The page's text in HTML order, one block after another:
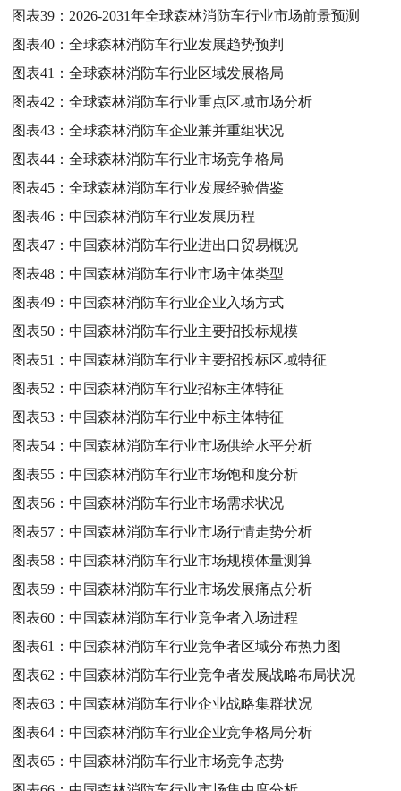
图表39： 2026-2031年全球森林消防车行业市场前景预测
图表40：全球森林消防车行业发展趋势预判
图表41：全球森林消防车行业区域发展格局
图表42：全球森林消防车行业重点区域市场分析
图表43：全球森林消防车企业兼并重组状况
图表44：全球森林消防车行业市场竞争格局
图表45：全球森林消防车行业发展经验借鉴
图表46：中国森林消防车行业发展历程
图表47：中国森林消防车行业进出口贸易概况
图表48：中国森林消防车行业市场主体类型
图表49：中国森林消防车行业企业入场方式
图表50：中国森林消防车行业主要招投标规模
图表51：中国森林消防车行业主要招投标区域特征
图表52：中国森林消防车行业招标主体特征
图表53：中国森林消防车行业中标主体特征
图表54：中国森林消防车行业市场供给水平分析
图表55：中国森林消防车行业市场饱和度分析
图表56：中国森林消防车行业市场需求状况
图表57：中国森林消防车行业市场行情走势分析
图表58：中国森林消防车行业市场规模体量测算
图表59：中国森林消防车行业市场发展痛点分析
图表60：中国森林消防车行业竞争者入场进程
图表61：中国森林消防车行业竞争者区域分布热力图
图表62：中国森林消防车行业竞争者发展战略布局状况
图表63：中国森林消防车行业企业战略集群状况
图表64：中国森林消防车行业企业竞争格局分析
图表65：中国森林消防车行业市场竞争态势